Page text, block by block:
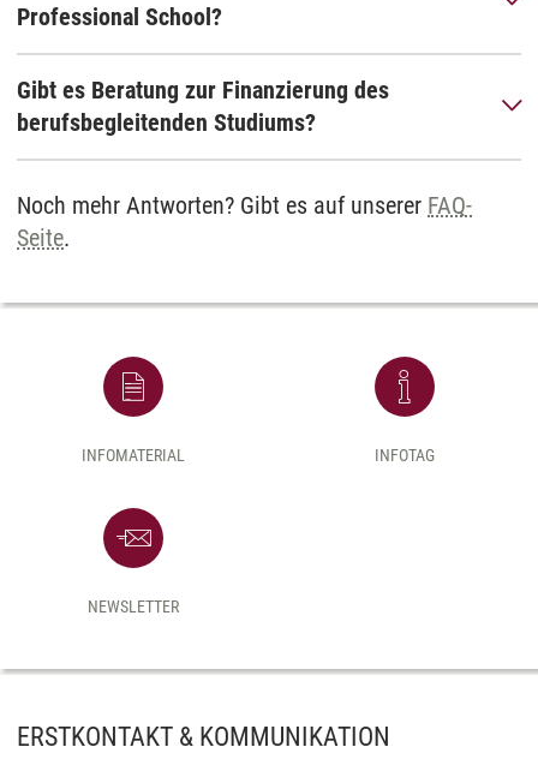
Professional School?
Gibt es Beratung zur Finanzierung des
berufsbegleitenden Studiums?
Noch mehr Antworten? Gibt es auf unserer FAQ-
Seite.
INFOMATERIAL INFOTAG
NEWSLETTER
ERSTKONTAKT & KOMMUNIKATION